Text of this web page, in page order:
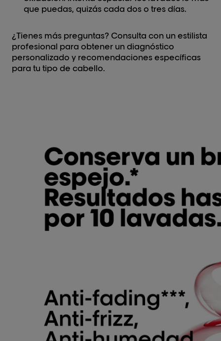
que puedas, quizás cada dos o tres días.
¿Tienes más preguntas? Consulta con un estilista
profesional para obtener un diagnóstico
personalizado y recomendaciones específicas
para tu tipo de cabello.